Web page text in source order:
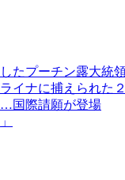
たプーチン露大統
ナに捕えられた
国際請願が登場